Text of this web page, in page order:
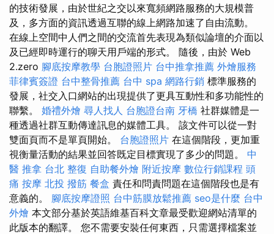
的技術發展，由於世紀之交以來寬頻網路服務的大規模普
及，多方面的資訊透過互聯的線上網路加速了自由流動。
在線上空間中人們之間的交流首先表現為類似論壇的介面以
及已經即時運行的聊天用戶端的形式。 隨後，由於 Web
2.zero 腳底按摩教學 台胞證照片 台中推拿推薦 外燴服務
菲律賓簽證 台中整骨推薦 台中 spa 網路行銷 標準服務的
發展，社交入口網站的出現提供了更具互動性和多功能性的
聯繫。 婚禮外燴 尋人找人 台胞證台南 牙橋 社群媒體是一
種透過社群互動傳達訊息的媒體工具。 該文件可以從一對
雙面頁而不是單頁開始。 台胞證照片 在這個階段，更加重
視衡量活動的結果並回答既定目標實現了多少的問題。 中
醫 推拿 台北 整復 自助餐外燴 附近按摩 數位行銷課程 頭
痛 按摩 北投 撥筋 餐盒 責任和問責問題在這個階段也是有
意義的。 腳底按摩證照 台中筋膜放鬆推薦 seo是什麼 台中
外燴 本文部分基於英語維基百科文章最受歡迎網站清單的
此版本的翻譯。 您不需要安裝任何東西，只需選擇檔案並